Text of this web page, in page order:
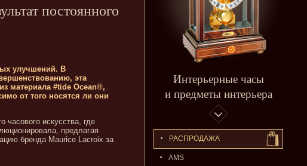
Интерьерные часы
и предметы интерьера
РАСПPОДАЖA
AMS
постоянного
улучшений. В
эта
материала #tide Ocean®,
от того носятся ли они
искусства, где
предлагая
бренда Maurice Lacroix за